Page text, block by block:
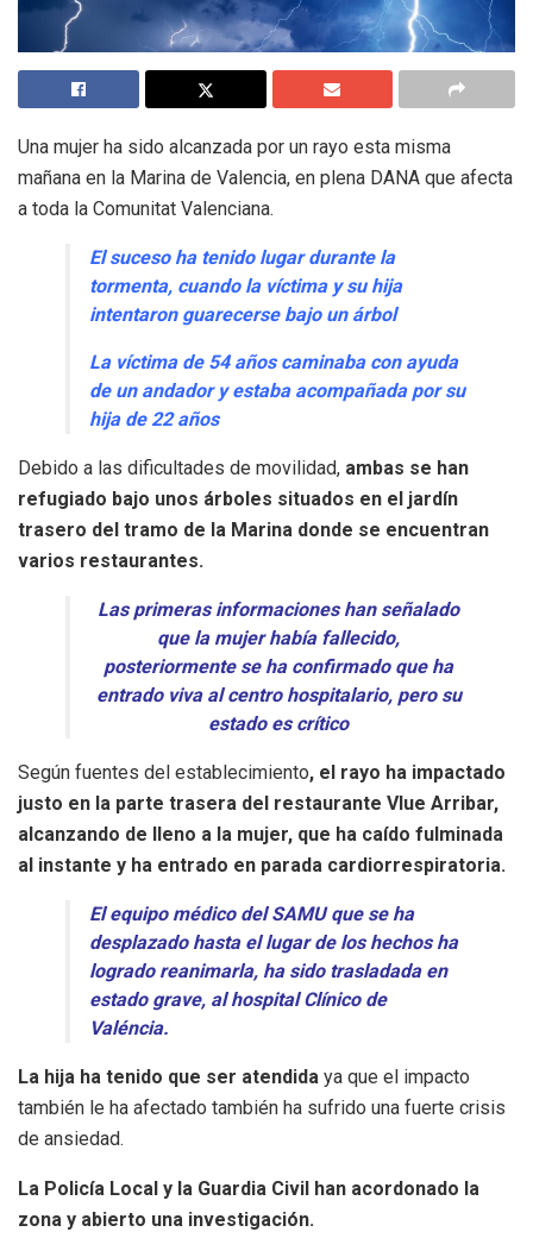
Una mujer ha sido alcanzada por un rayo esta misma
mañana en la Marina de Valencia, en plena DANA que afecta
a toda la Comunitat Valenciana.
El suceso ha tenido lugar durante la
tormenta, cuando la víctima y su hija
intentaron guarecerse bajo un árbol
La víctima de 54 años caminaba con ayuda
de un andador y estaba acompañada por su
hija de 22 años
Debido a las dificultades de movilidad, ambas se han
refugiado bajo unos árboles situados en el jardín
trasero del tramo de la Marina donde se encuentran
varios restaurantes.
Las primeras informaciones han señalado
que la mujer había fallecido,
posteriormente se ha confirmado que ha
entrado viva al centro hospitalario, pero su
estado es crítico
Según fuentes del establecimiento, el rayo ha impactado
justo en la parte trasera del restaurante Vlue Arribar,
alcanzando de lleno a la mujer, que ha caído fulminada
al instante y ha entrado en parada cardiorrespiratoria.
El equipo médico del SAMU que se ha
desplazado hasta el lugar de los hechos ha
logrado reanimarla, ha sido trasladada en
estado grave, al hospital Clínico de
Valéncia.
La hija ha tenido que ser atendida ya que el impacto
también le ha afectado también ha sufrido una fuerte crisis
de ansiedad.
La Policía Local y la Guardia Civil han acordonado la
zona y abierto una investigación.